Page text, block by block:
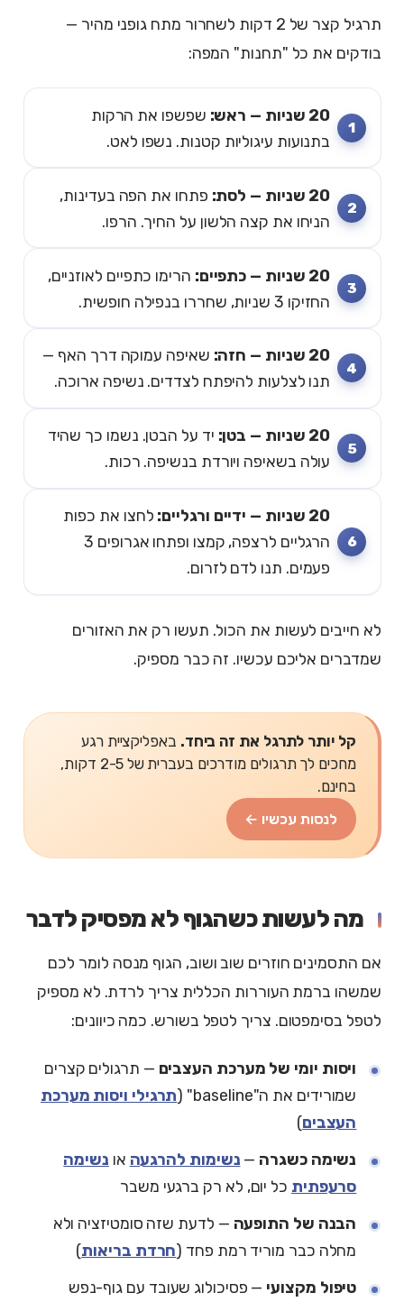
תרגיל קצר של 2 דקות לשחרור מתח גופני מהיר —
בודקים את כל "תחנות" המפה:
20 שניות — ראש:
שפשפו את הרקות
בתנועות עיגוליות קטנות. נשפו לאט.
20 שניות — לסת:
פתחו את הפה בעדינות,
הניחו את קצה הלשון על החיך. הרפו.
20 שניות — כתפיים:
הרימו כתפיים לאוזניים,
החזיקו 3 שניות, שחררו בנפילה חופשית.
20 שניות — חזה:
שאיפה עמוקה דרך האף —
תנו לצלעות להיפתח לצדדים. נשיפה ארוכה.
20 שניות — בטן:
יד על הבטן. נשמו כך שהיד
עולה בשאיפה ויורדת בנשיפה. רכות.
20 שניות — ידיים ורגליים:
לחצו את כפות
הרגליים לרצפה, קמצו ופתחו אגרופים 3
פעמים. תנו לדם לזרום.
לא חייבים לעשות את הכול. תעשו רק את האזורים
שמדברים אליכם עכשיו. זה כבר מספיק.
קל יותר לתרגל את זה ביחד. באפליקציית רגע
מחכים לך תרגולים מודרכים בעברית של 2-5 דקות,
בחינם.
לנסות עכשיו ←
מה לעשות כשהגוף לא מפסיק לדבר
אם התסמינים חוזרים שוב ושוב, הגוף מנסה לומר לכם
שמשהו ברמת העוררות הכללית צריך לרדת. לא מספיק
לטפל בסימפטום. צריך לטפל בשורש. כמה כיוונים:
ויסות יומי של מערכת העצבים — תרגולים קצרים
שמורידים את ה"baseline" (
תרגילי ויסות מערכת
העצבים)
נשימה כשגרה — נשימות להרגעה או נשימה
סרעפתית כל יום, לא רק ברגעי משבר
הבנה של התופעה — לדעת שזה סומטיזציה ולא
מחלה כבר מוריד רמת פחד (חרדת בריאות)
טיפול מקצועי — פסיכולוג שעובד עם גוף-נפש